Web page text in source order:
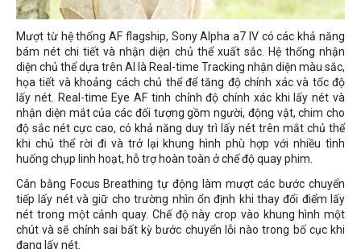
Mượt từ hệ thống AF flagship, Sony Alpha a7 IV có các khả năng
bám nét chi tiết và nhận diện chủ thể xuất sắc. Hệ thống nhận
diện chủ thể dựa trên AI là Real-time Tracking nhận diện màu sắc,
họa tiết và khoảng cách chủ thể để tăng độ chính xác và tốc độ
lấy nét. Real-time Eye AF tinh chỉnh độ chính xác khi lấy nét và
nhận diện mắt của các đối tượng gồm người, động vật, chim cho
độ sắc nét cực cao, có khả năng duy trì lấy nét trên mắt chủ thể
khi chủ thể rời đi và trở lại khung hình phù hợp với nhiều tình
huống chụp linh hoạt, hỗ trợ hoàn toàn ở chế độ quay phim.
Cân bằng Focus Breathing tự động làm mượt các bước chuyển
tiếp lấy nét và giữ cho trường nhìn ổn định khi thay đổi điểm lấy
nét trong một cảnh quay. Chế độ này crop vào khung hình một
chút và sẽ chỉnh sai bất kỳ bước chuyển lỗi nào trong bố cục khi
đang lấy nét.